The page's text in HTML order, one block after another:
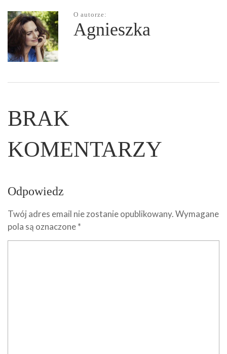
O autorze:
Agnieszka
BRAK
KOMENTARZY
Odpowiedz
Twój adres email nie zostanie opublikowany.Wymagane
pola są oznaczone*